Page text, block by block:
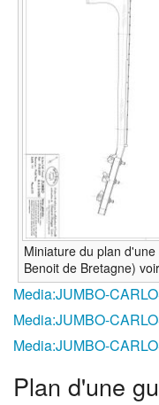
Miniature du plan
Benoit de Bretagne)
Media:JUMBO-
Media:JUMBO-
Media:JUMBO-
Plan d'une